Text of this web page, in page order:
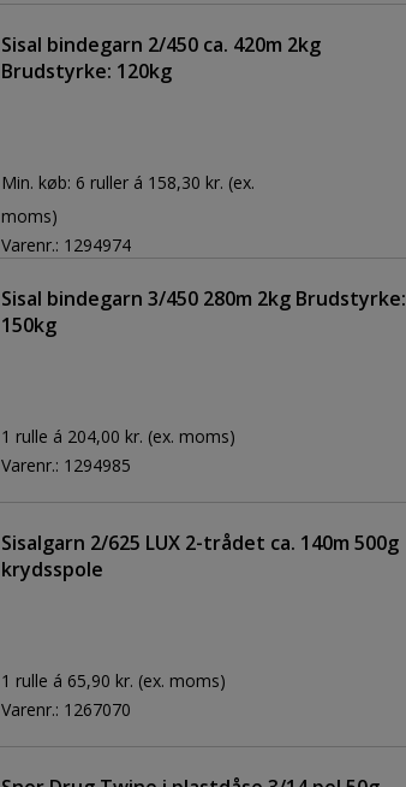
Sisal bindegarn 2/450 ca. 420m 2kg
Brudstyrke: 120kg
Min. køb: 6 ruller á 158,30 kr. (ex.
moms)
Varenr.: 1294974
Sisal bindegarn 3/450 280m 2kg Brudstyrke:
150kg
1 rulle á 204,00 kr. (ex. moms)
Varenr.: 1294985
Sisalgarn 2/625 LUX 2-trådet ca. 140m 500g
krydsspole
1 rulle á 65,90 kr. (ex. moms)
Varenr.: 1267070